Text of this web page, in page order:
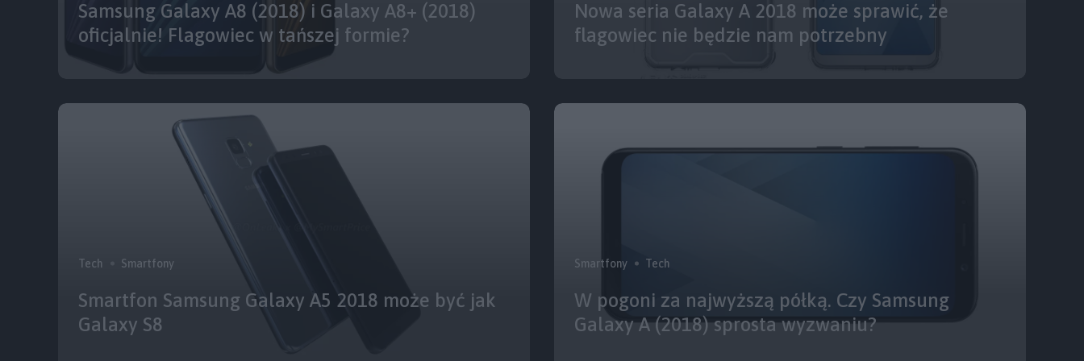
Samsung Galaxy A8 (2018) i Galaxy A8+ (2018)
oficjalnie! Flagowiec w tańszej formie?
Nowa seria Galaxy A 2018 może sprawić, że
flagowiec nie będzie nam potrzebny
Tech Smartfony
Smartfon Samsung Galaxy A5 2018 może być jak
Galaxy S8
Smartfony Tech
W pogoni za najwyższą półką. Czy Samsung
Galaxy A (2018) sprosta wyzwaniu?